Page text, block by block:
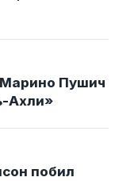
Пушич
Ахли»
побил